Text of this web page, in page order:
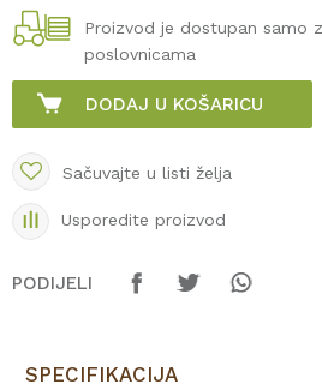
Proizvod je dostupan samo
poslovnicama
DODAJ U KOŠARICU
Sačuvajte u listi želja
Usporedite proizvod
PODIJELI
SPECIFIKACIJA